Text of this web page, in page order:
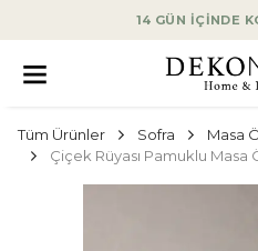
14 GÜN İÇİNDE
Tüm Ürünler Sofra
Masa
Çiçek Rüyası Pamuklu Masa